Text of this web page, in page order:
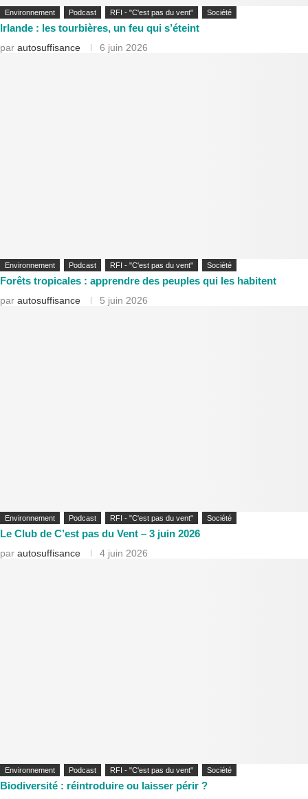
Environnement Podcast RFI - "C'est pas du vent" Société
Irlande : les tourbières, un feu qui s’éteint
par autosuffisance 6 juin 2026
Environnement Podcast RFI - "C'est pas du vent" Société
Forêts tropicales : apprendre des peuples qui les habitent
par autosuffisance 5 juin 2026
Environnement Podcast RFI - "C'est pas du vent" Société
Le Club de C’est pas du Vent – 3 juin 2026
par autosuffisance 4 juin 2026
Environnement Podcast RFI - "C'est pas du vent" Société
Biodiversité : réintroduire ou laisser périr ?